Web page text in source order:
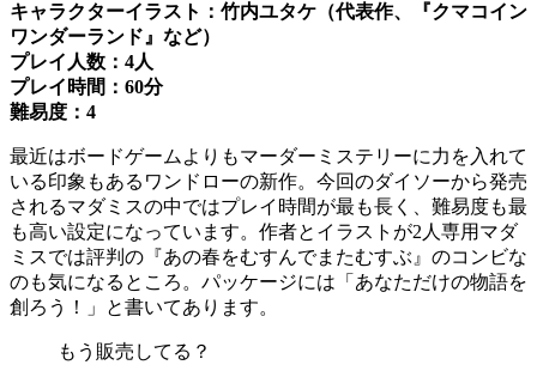
キャラクターイラスト：竹内ユタケ（代表作、『クマコイン
ワンダーランド』など）
プレイ人数：4人
プレイ時間：60分
難易度：4
最近はボードゲームよりもマーダーミステリーに力を入れて
いる印象もあるワンドローの新作。今回のダイソーから発売
されるマダミスの中ではプレイ時間が最も長く、難易度も最
も高い設定になっています。作者とイラストが2人専用マダ
ミスでは評判の『あの春をむすんでまたむすぶ』のコンビな
のも気になるところ。パッケージには「あなただけの物語を
創ろう！」と書いてあります。
もう販売してる？